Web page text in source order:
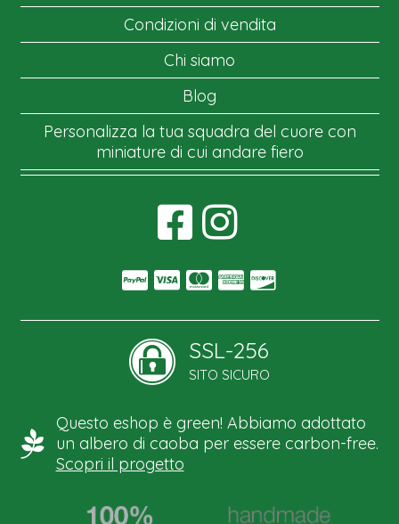
Condizioni di vendita
Chi siamo
Blog
Personalizza la tua squadra del cuore con
miniature di cui andare fiero
SSL-256
SITO SICURO
Questo eshop è green! Abbiamo adottato
un albero di caoba per essere carbon-free.
Scopri il progetto